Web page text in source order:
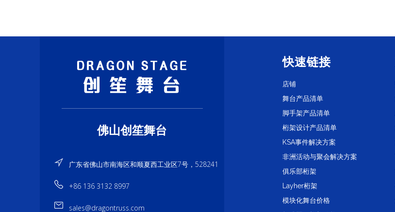
佛山创笙舞台
广东省佛山市南海区和顺夏西工业区7号，528241
+86 136 3132 8997
sales@dragontruss.com
快速链接
店铺
舞台产品清单
脚手架产品清单
桁架设计产品清单
KSA事件解决方案
非洲活动与聚会解决方案
俱乐部桁架
Layher桁架
模块化舞台价格